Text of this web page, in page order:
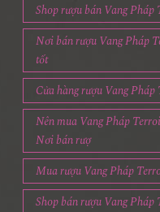
Shop rượu bán Vang
Nơi bán rượu Vang Pháp
tốt
Cửa hàng rượu Vang
Nên mua Vang Pháp
Nơi bán rượ
Mua rượu Vang Pháp
Shop bán rượu Vang